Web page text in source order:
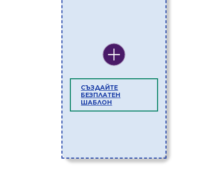
СЪЗДАЙТЕ
БЕЗПЛАТЕН
ШАБЛОН